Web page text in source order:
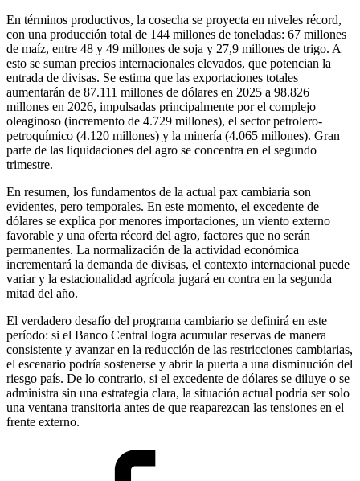
En términos productivos, la cosecha se proyecta en niveles récord,
con una producción total de 144 millones de toneladas: 67 millones
de maíz, entre 48 y 49 millones de soja y 27,9 millones de trigo. A
esto se suman precios internacionales elevados, que potencian la
entrada de divisas. Se estima que las exportaciones totales
aumentarán de 87.111 millones de dólares en 2025 a 98.826
millones en 2026, impulsadas principalmente por el complejo
oleaginoso (incremento de 4.729 millones), el sector petrolero-
petroquímico (4.120 millones) y la minería (4.065 millones). Gran
parte de las liquidaciones del agro se concentra en el segundo
trimestre.
En resumen, los fundamentos de la actual pax cambiaria son
evidentes, pero temporales. En este momento, el excedente de
dólares se explica por menores importaciones, un viento externo
favorable y una oferta récord del agro, factores que no serán
permanentes. La normalización de la actividad económica
incrementará la demanda de divisas, el contexto internacional puede
variar y la estacionalidad agrícola jugará en contra en la segunda
mitad del año.
El verdadero desafío del programa cambiario se definirá en este
período: si el Banco Central logra acumular reservas de manera
consistente y avanzar en la reducción de las restricciones cambiarias,
el escenario podría sostenerse y abrir la puerta a una disminución del
riesgo país. De lo contrario, si el excedente de dólares se diluye o se
administra sin una estrategia clara, la situación actual podría ser solo
una ventana transitoria antes de que reaparezcan las tensiones en el
frente externo.